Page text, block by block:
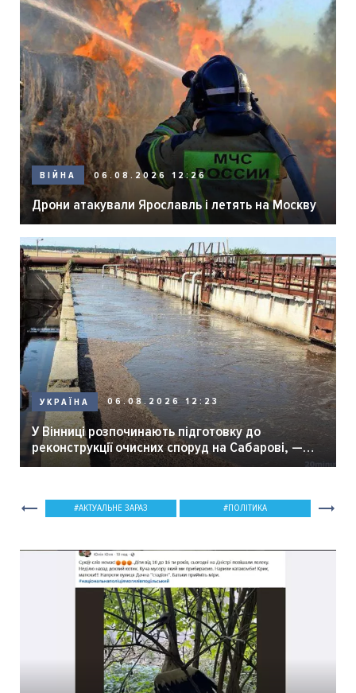
ВІЙНА 06.08.2026 12:26
Дрони атакували Ярославль і летять на Москву
УКРАЇНА 06.08.2026 12:23
У Вінниці розпочинають підготовку до
реконструкції очисних споруд на Сабарові, —
мер Вінниці.
АКТУАЛЬНЕ ЗАРАЗ ПОЛІТИКА